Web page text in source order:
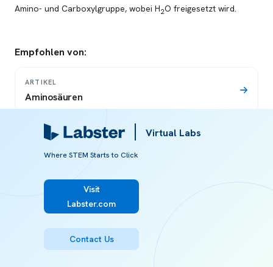
Amino- und Carboxylgruppe, wobei H2O freigesetzt wird.
Empfohlen von:
ARTIKEL
Aminosäuren
ARTIKEL
Proteine
Biuret-Test
Virtual Labs
Where STEM Starts to Click
Visit
Labster.com
Contact Us